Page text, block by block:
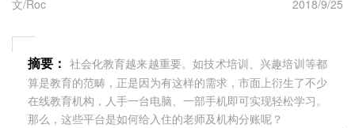
文/Roc 2018/9/25
摘要： 社会化教育越来越重要。如技术培训、兴趣培训等都
算是教育的范畴，正是因为有这样的需求，市面上衍生了不少
在线教育机构，人手一台电脑、一部手机即可实现轻松学习。
那么，这些平台是如何给入住的老师及机构分账呢？